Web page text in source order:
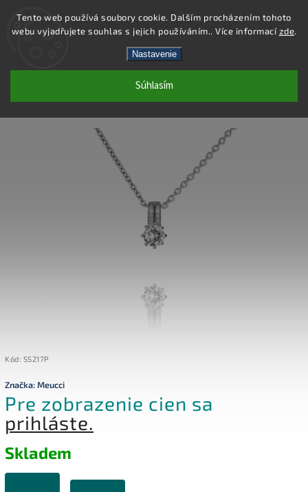
Tento web používá soubory cookie. Dalším procházením tohoto
webu vyjadřujete souhlas s jejich používáním.. Více informacízde.
Nastavenie
Súhlasím
Hľadať
SS217P - PRÍVESOK AG 925/1000
Kód: SS217P
Značka:Meucci
Pre zobrazenie cien sa
prihláste.
Skladem